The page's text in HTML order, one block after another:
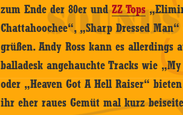
zum Ende der 80er undZZ Tops
Chattahoochee“, „Sharp Dressed
grüßen. Andy Ross kann es allerdings
balladesk angehauchte Tracks wie
oder „Heaven Got A Hell Raiser“
ihr eher raues Gemüt mal kurz